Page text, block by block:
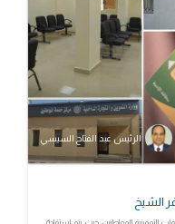
الرئيس عبد الفتاح السيسي
الشيخ
للمواطنين، حيث يتم استفادة